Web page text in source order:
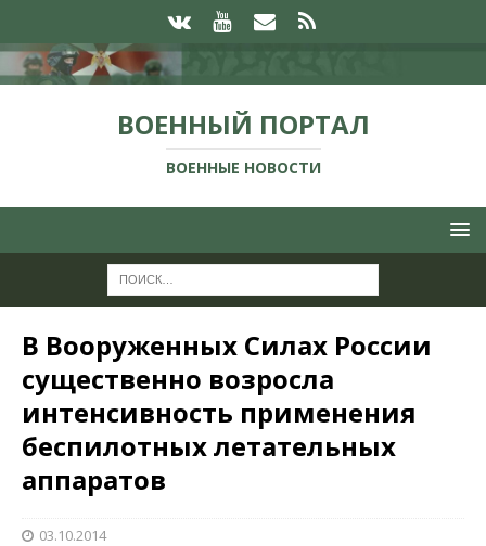
ВОЕННЫЙ ПОРТАЛ
ВОЕННЫЕ НОВОСТИ
В Вооруженных Силах России
существенно возросла
интенсивность применения
беспилотных летательных
аппаратов
03.10.2014